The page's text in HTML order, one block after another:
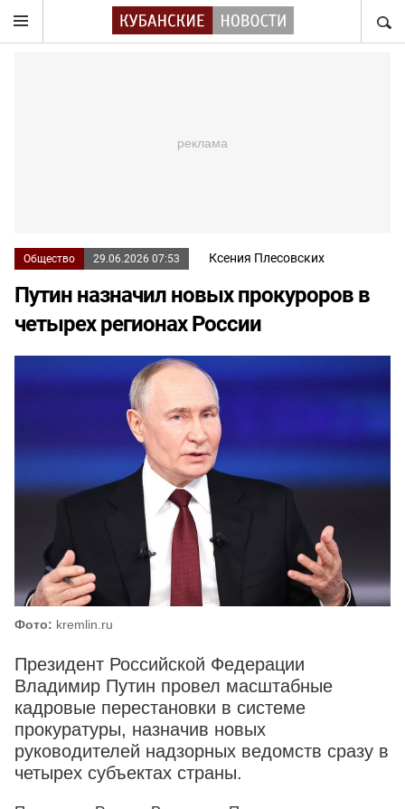
Общество 29.06.2026 07:53 Ксения Плесовских
Путин назначил новых прокуроров в
четырех регионах России
Фото: kremlin.ru
Президент Российской Федерации
Владимир Путин провел масштабные
кадровые перестановки в системе
прокуратуры, назначив новых
руководителей надзорных ведомств сразу в
четырех субъектах страны.